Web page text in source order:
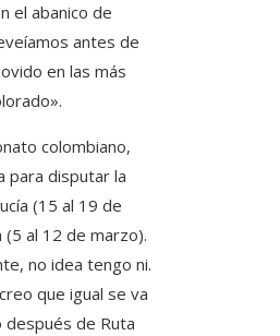
el abanico de
antes de
en las más
colombiano,
para disputar la
(15 al 19 de
al 12 de marzo).
no idea tengo ni.
que igual se va
después de Ruta